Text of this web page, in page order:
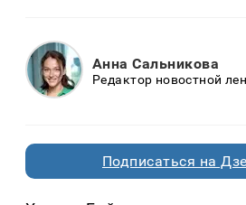
Анна Сальникова
Редактор новостной
Подписаться на